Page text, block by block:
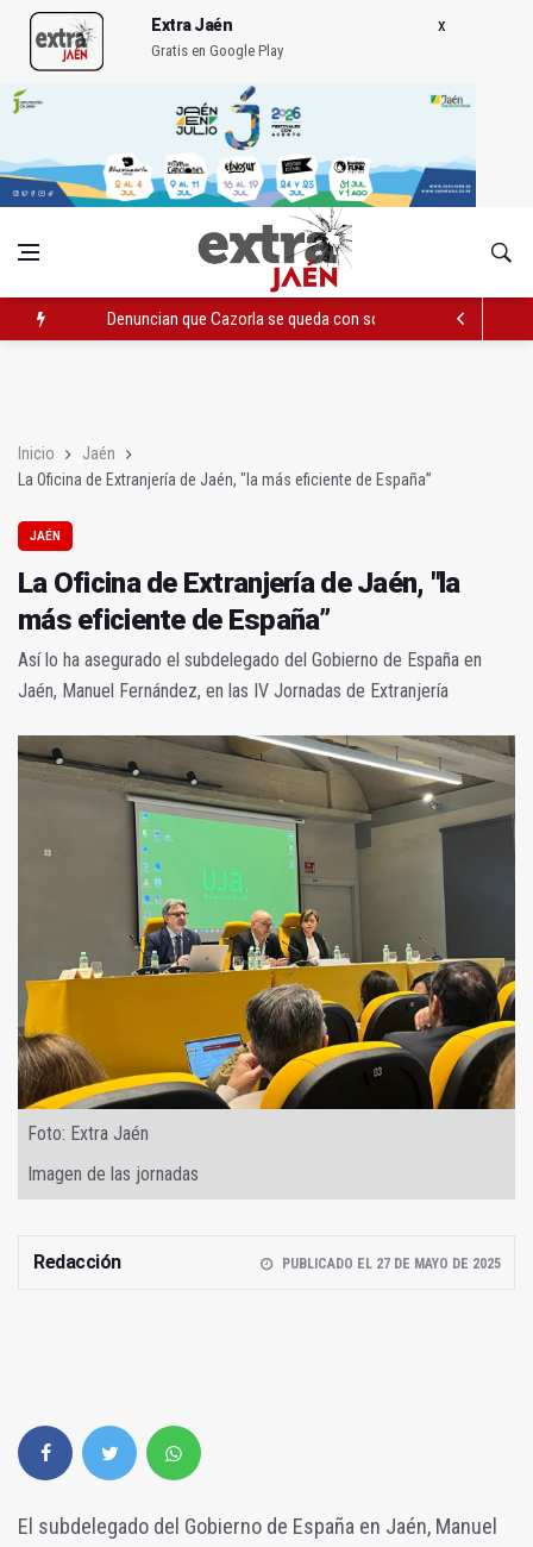
Extra Jaén
Gratis en Google Play
Denuncian que Cazorla se queda con solo dos bomberos por
Inicio
Jaén
La Oficina de Extranjería de Jaén, "la más eficiente de España”
JAÉN
La Oficina de Extranjería de Jaén, "la
más eficiente de España”
Así lo ha asegurado el subdelegado del Gobierno de España en
Jaén, Manuel Fernández, en las IV Jornadas de Extranjería
Foto: Extra Jaén
Imagen de las jornadas
Redacción PUBLICADO EL 27 DE MAYO DE 2025
El subdelegado del Gobierno de España en Jaén, Manuel